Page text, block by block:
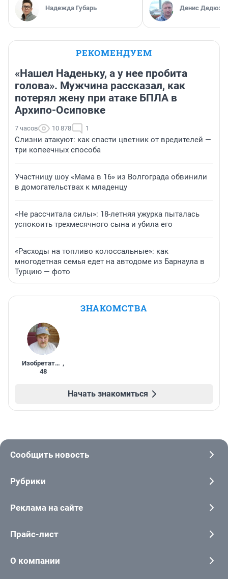
Надежда Губарь Денис
РЕКОМЕНДУЕМ
«Нашел Наденьку, а у нее пробита
голова». Мужчина рассказал, как
потерял жену при атаке БПЛА в
Архипо-Осиповке
7 часов 10 878 1
Слизни атакуют: как спасти цветник от вредителей —
три копеечных способа
Участницу шоу «Мама в 16» из Волгограда обвинили
в домогательствах к младенцу
«Не рассчитала силы»: 18-летняя ужурка пыталась
успокоить трехмесячного сына и убила его
«Расходы на топливо колоссальные»: как
многодетная семья едет на автодоме из Барнаула в
Турцию — фото
ЗНАКОМСТВА
Изобретатель ,
48
Начать знакомиться
Сообщить новость
Рубрики
Реклама на сайте
Прайс-лист
О компании